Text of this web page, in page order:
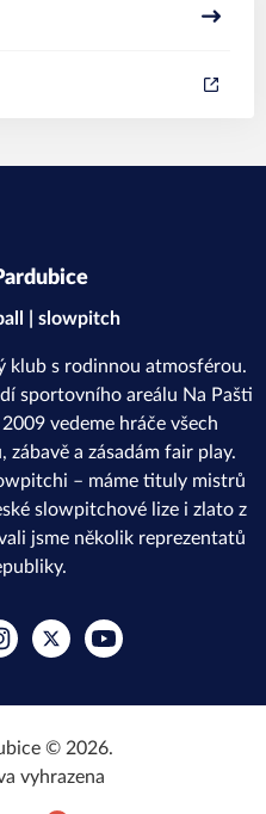
| slowpitch
klub s rodinnou atmosférou.
sportovního areálu Na Pašti
vedeme hráče všech
a zásadám fair play.
– máme tituly mistrů
slowpitchové lize i zlato z
jsme několik reprezentatů
Platform X
YouTube
© 2026.
vyhrazena